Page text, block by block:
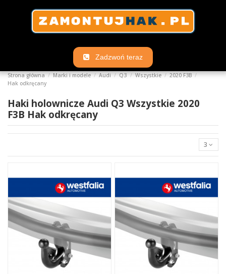
Zadzwoń teraz
Strona główna Marki i modele Audi Q3 Wszystkie
2020 F3B
Hak odkręcany
Haki holownicze Audi Q3 Wszystkie 2020
F3B Hak odkręcany
3